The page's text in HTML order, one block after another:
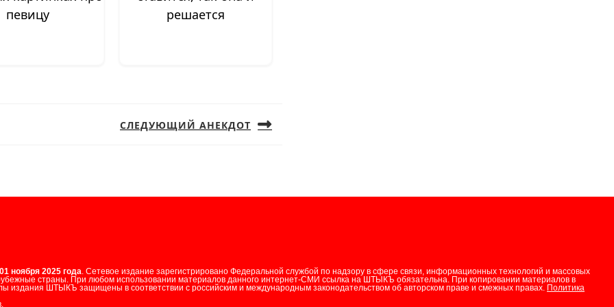
певицу
решается
СЛЕДУЮЩИЙ АНЕКДОТ
01 ноября 2025 года . Сетевое издание зарегистрировано Федеральной службой по надзору в сфере связи, информационных технологий и массовых
страны. При любом использовании материалов данного интернет-СМИ ссылка на ШТЫКЪ обязательна. При копировании материалов в
издания ШТЫКЪ защищены в соответствии с российским и международным законодательством об авторском праве и смежных правах. Политика